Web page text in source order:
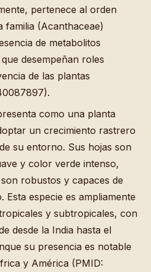
pertenece al orden
familia (Acanthaceae)
de metabolitos
desempeñan roles
de las plantas
como una planta
un crecimiento rastrero
su entorno. Sus hojas son
y color verde intenso,
robustos y capaces de
Esta especie es ampliamente
y subtropicales, con
desde la India hasta el
su presencia es notable
y América (PMID: